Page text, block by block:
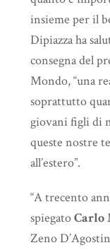
insieme per il
Dipiazza ha
consegna del
Mondo, “una
soprattutto
giovani figli di
queste nostre
all’estero”.
“A trecento
spiegatoCarlo
Zeno